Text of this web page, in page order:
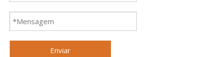
Enviar